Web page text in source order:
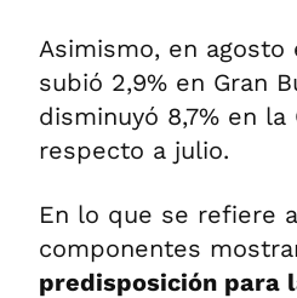
Asimismo, en
subió 2,9% en Gran
disminuyó 8,7% en
respecto a julio.
En lo que se refiere
componentes
predisposición para